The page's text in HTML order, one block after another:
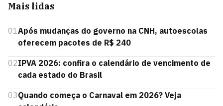
Mais lidas
01Após mudanças do governo na CNH, autoescolas
oferecem pacotes de R$ 240
02IPVA 2026: confira o calendário de vencimento de
cada estado do Brasil
03Quando começa o Carnaval em 2026? Veja